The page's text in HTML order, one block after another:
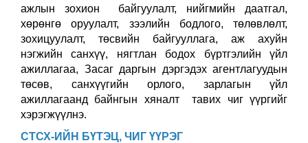
ажлын зохион байгуулалт, нийгмийн даатгал,
хөрөнгө оруулалт, зээлийн бодлого, төлөвлөлт,
зохицуулалт, төсвийн байгууллага, аж ахуйн
нэгжийн санхүү, нягтлан бодох бүртгэлийн үйл
ажиллагаа, Засаг даргын дэргэдэх агентлагуудын
төсөв, санхүүгийн орлого, зарлагын үйл
ажиллагаанд байнгын хяналт тавих чиг үүргийг
хэрэгжүүлнэ.
СТСХ-ИЙН БҮТЭЦ, ЧИГ ҮҮРЭГ